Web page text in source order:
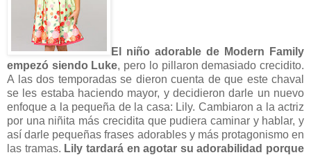
El niño adorable de Modern Family
empezó siendo Luke, pero lo pillaron demasiado crecidito.
A las dos temporadas se dieron cuenta de que este chaval
se les estaba haciendo mayor, y decidieron darle un nuevo
enfoque a la pequeña de la casa: Lily. Cambiaron a la actriz
por una niñita más crecidita que pudiera caminar y hablar, y
así darle pequeñas frases adorables y más protagonismo en
las tramas. Lily tardará en agotar su adorabilidad porque